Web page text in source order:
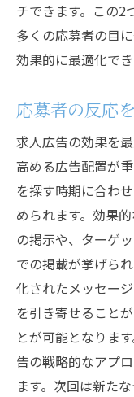
チできます。この2
多くの応募者の目
効果的に最適化でき
応募者の反応
求人広告の効果を
高める広告配置が
を探す時期に合わ
められます。効果
の掲示や、ターゲ
での掲載が挙げら
化されたメッセー
を引き寄せること
とが可能となりま
告の戦略的なアプ
ます。次回は新た